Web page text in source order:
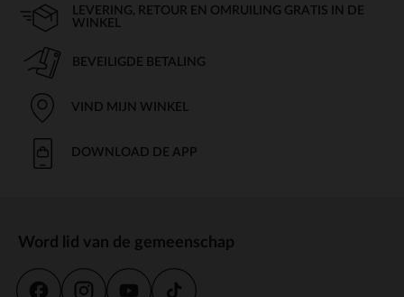
LEVERING, RETOUR EN OMRUILING GRATIS IN DE
WINKEL
BEVEILIGDE BETALING
VIND MIJN WINKEL
DOWNLOAD DE APP
Word lid van de gemeenschap